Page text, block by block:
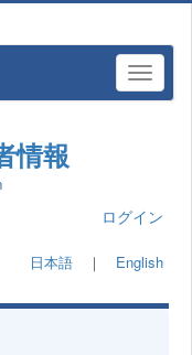
情報
ログイン
日本語 ｜ English